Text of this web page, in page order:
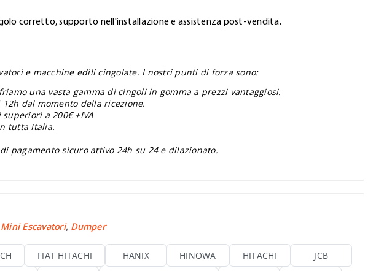
corretto, supporto nell'installazione e assistenza post-vendita.
e macchine edili cingolate. I nostri punti di forza sono:
una vasta gamma di cingoli in gomma a prezzi vantaggiosi.
dal momento della ricezione.
a 200€ +IVA
tutta Italia.
pagamento sicuro attivo 24h su 24 e dilazionato.
Mini Escavatori, Dumper
FIAT HITACHI HANIX HINOWA HITACHI
JCB